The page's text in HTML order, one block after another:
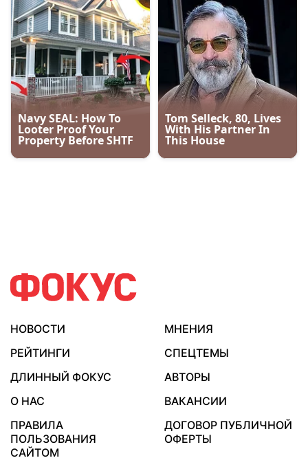
НОВОСТИ
МНЕНИЯ
РЕЙТИНГИ
СПЕЦТЕМЫ
ДЛИННЫЙ ФОКУС
АВТОРЫ
О НАС
ВАКАНСИИ
ПРАВИЛА
ПОЛЬЗОВАНИЯ
САЙТОМ
ДОГОВОР ПУБЛИЧНОЙ
ОФЕРТЫ